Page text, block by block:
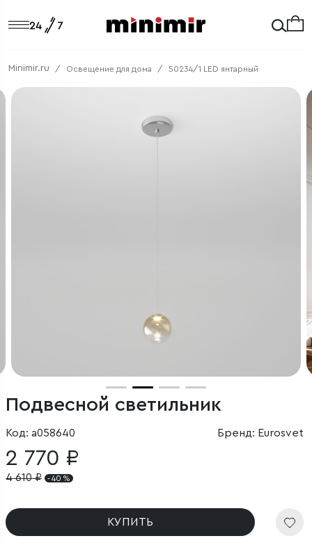
Minimir.ru Освещение для дома 50234/1 LED янтарный
Подвесной светильник
Код: a058640 Бренд: Eurosvet
2 770 ₽
4 610₽ - 40 %
КУПИТЬ